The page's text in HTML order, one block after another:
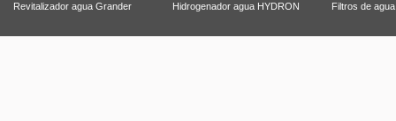
Revitalizador agua Grander
Hidrogenador agua HYDRON Filtros de